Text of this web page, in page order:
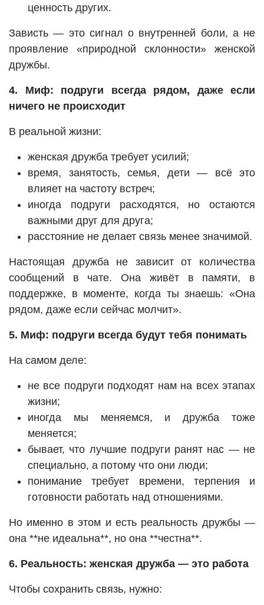
ценность других.
Зависть — это сигнал о внутренней боли, а не
проявление «природной склонности» женской
дружбы.
4. Миф: подруги всегда рядом, даже если
ничего не происходит
В реальной жизни:
женская дружба требует усилий;
время, занятость, семья, дети — всё это
влияет на частоту встреч;
иногда подруги расходятся, но остаются
важными друг для друга;
расстояние не делает связь менее значимой.
Настоящая дружба не зависит от количества
сообщений в чате. Она живёт в памяти, в
поддержке, в моменте, когда ты знаешь: «Она
рядом, даже если сейчас молчит».
5. Миф: подруги всегда будут тебя понимать
На самом деле:
не все подруги подходят нам на всех этапах
жизни;
иногда мы меняемся, и дружба тоже
меняется;
бывает, что лучшие подруги ранят нас — не
специально, а потому что они люди;
понимание требует времени, терпения и
готовности работать над отношениями.
Но именно в этом и есть реальность дружбы —
она **не идеальна**, но она **честна**.
6. Реальность: женская дружба — это работа
Чтобы сохранить связь, нужно: